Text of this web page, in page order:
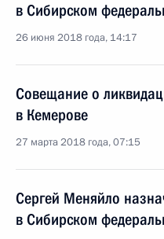
в Сибирском
26 июня 2018 года, 14:17
Совещание о
в Кемерове
27 марта 2018 года, 07:15
Сергей Меняйло
в Сибирском